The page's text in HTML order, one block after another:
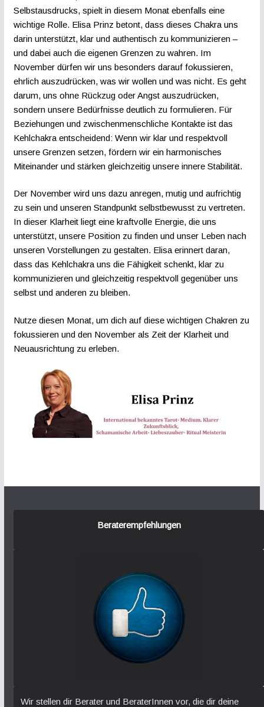
Selbstausdrucks, spielt in diesem Monat ebenfalls eine
wichtige Rolle. Elisa Prinz betont, dass dieses Chakra uns
darin unterstützt, klar und authentisch zu kommunizieren –
und dabei auch die eigenen Grenzen zu wahren. Im
November dürfen wir uns besonders darauf fokussieren,
ehrlich auszudrücken, was wir wollen und was nicht. Es geht
darum, uns ohne Rückzug oder Angst auszudrücken,
sondern unsere Bedürfnisse deutlich zu formulieren. Für
Beziehungen und zwischenmenschliche Kontakte ist das
Kehlchakra entscheidend: Wenn wir klar und respektvoll
unsere Grenzen setzen, fördern wir ein harmonisches
Miteinander und stärken gleichzeitig unsere innere Stabilität.
Der November wird uns dazu anregen, mutig und aufrichtig
zu sein und unseren Standpunkt selbstbewusst zu vertreten.
In dieser Klarheit liegt eine kraftvolle Energie, die uns
unterstützt, unsere Position zu finden und unser Leben nach
unseren Vorstellungen zu gestalten. Elisa erinnert daran,
dass das Kehlchakra uns die Fähigkeit schenkt, klar zu
kommunizieren und gleichzeitig respektvoll gegenüber uns
selbst und anderen zu bleiben.
Nutze diesen Monat, um dich auf diese wichtigen Chakren zu
fokussieren und den November als Zeit der Klarheit und
Neuausrichtung zu erleben.
Beraterempfehlungen
Wir stellen dir Berater und BeraterInnen vor, die dir deine